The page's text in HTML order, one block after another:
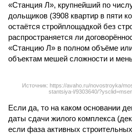
«Станция Л», крупнейший по
дольщиков (3908 квартир в пяти
остаётся стройплощадкой без
распространяется ли
«Станцию Л» в полном объёме
объектам мешей сложности и
Источник: https://avaho.ru/novostroyka/
stantsiya-l/9303640/
Если да, то на каком основании
даты сдачи жилого комплекса
если фаза активных